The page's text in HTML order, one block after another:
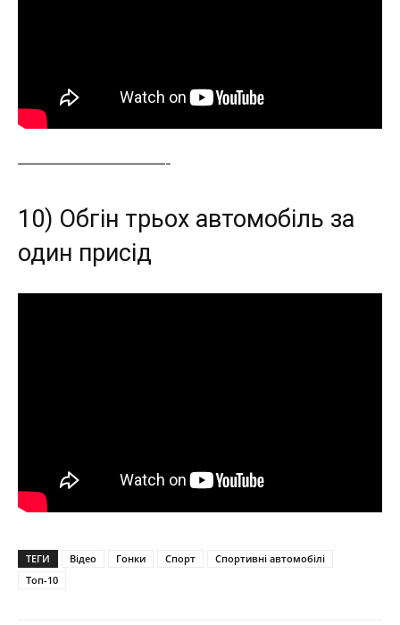
———————————-
10) Обгін трьох автомобіль за
один присід
ТЕГИ Відео Гонки Спорт
Спортивні автомобілі
Топ-10